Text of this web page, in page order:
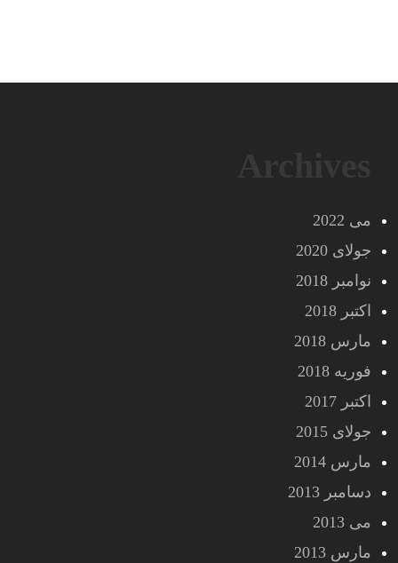
می 2022
جولای 2020
نوامبر 2018
اکتبر 2018
مارس 2018
فوریه 2018
اکتبر 2017
جولای 2015
مارس 2014
دسامبر 2013
می 2013
مارس 2013